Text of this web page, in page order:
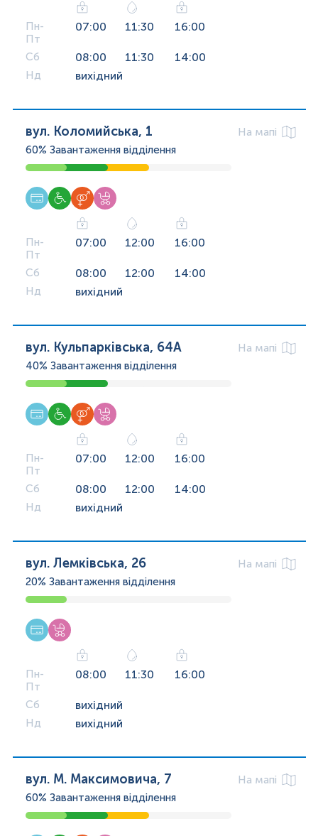
Пн-
Пт
07:00 11:30 16:00
Сб 08:00 11:30 14:00
Нд вихідний
вул. Коломийська, 1
На мапі
60% Завантаження відділення
Пн-
Пт
07:00 12:00 16:00
Сб 08:00 12:00 14:00
Нд вихідний
вул. Кульпарківська, 64А
На мапі
40% Завантаження відділення
Пн-
Пт
07:00 12:00 16:00
Сб 08:00 12:00 14:00
Нд вихідний
вул. Лемківська, 26
На мапі
20% Завантаження відділення
Пн-
Пт
08:00 11:30 16:00
Сб вихідний
Нд вихідний
вул. М. Максимовича, 7
На мапі
60% Завантаження відділення